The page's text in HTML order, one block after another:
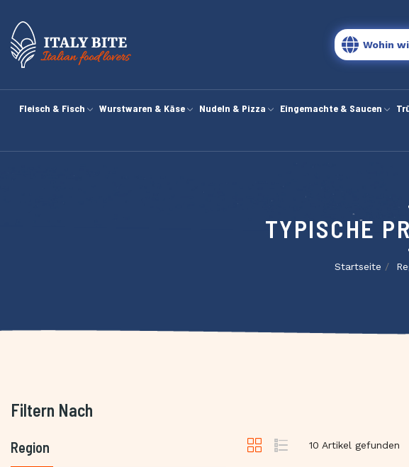
Fleisch & Fisch Wurstwaren & Käse Nudeln & Pizza Eingemachte & Saucen
TYPISCHE
Startseite
Filtern Nach
Region 10 Artikel gefunden